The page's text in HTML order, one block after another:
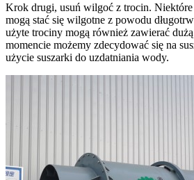
Krok drugi, usuń wilgoć z trocin. Niektóre
mogą stać się wilgotne z powodu
użyte trociny mogą również zawierać
momencie możemy zdecydować się na
użycie suszarki do uzdatniania wody.